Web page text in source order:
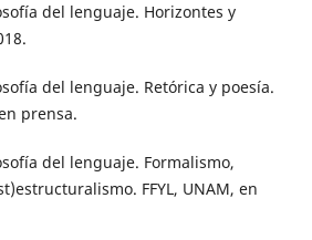
del lenguaje. Horizontes y
del lenguaje. Retórica y poesía.
prensa.
del lenguaje. Formalismo,
FFYL, UNAM, en